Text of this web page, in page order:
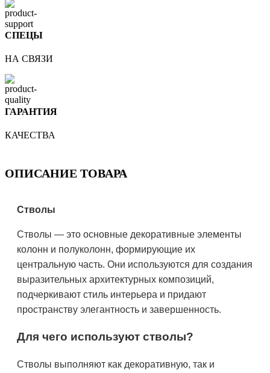
СПЕЦЫ
НА СВЯЗИ
ГАРАНТИЯ
КАЧЕСТВА
ОПИСАНИЕ ТОВАРА
Стволы
Стволы — это основные декоративные элементы
колонн и полуколонн, формирующие их
центральную часть. Они используются для создания
выразительных архитектурных композиций,
подчеркивают стиль интерьера и придают
пространству элегантность и завершенность.
Для чего используют стволы?
Стволы выполняют как декоративную, так и